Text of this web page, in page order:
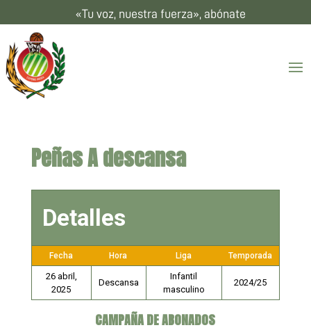
«Tu voz, nuestra fuerza», abónate
Peñas A descansa
Detalles
Fecha Hora Liga Temporada
26 abril,
2025
Descansa
Infantil
masculino
2024/25
CAMPAÑA DE ABONADOS